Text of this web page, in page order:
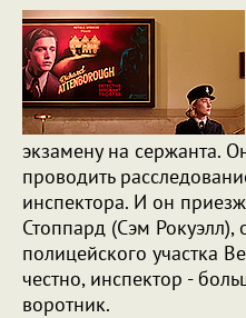
экзамену на сержанта.
проводить
инспектора. И он
Стоппард (Сэм Рокуэлл),
полицейского участка
честно, инспектор -
воротник.